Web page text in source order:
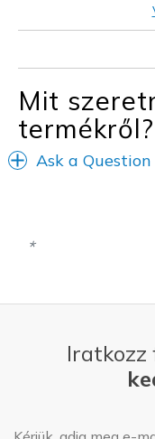
Special Occasions
Sizing
View On Shoes
Mit
termékről?
Ask a Question
Iratkozz
E-mail-cím